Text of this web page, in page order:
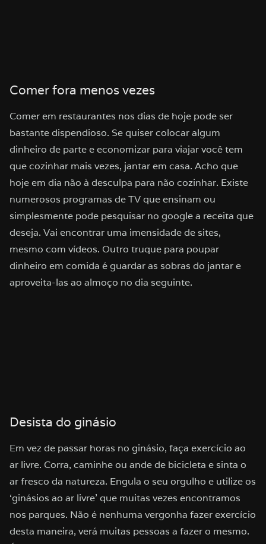
Comer fora menos vezes
Comer em restaurantes nos dias de hoje pode ser
bastante dispendioso. Se quiser colocar algum
dinheiro de parte e economizar para viajar você tem
que cozinhar mais vezes, jantar em casa. Acho que
hoje em dia não à desculpa para não cozinhar. Existe
numerosos programas de TV que ensinam ou
simplesmente pode pesquisar no google a receita que
deseja. Vai encontrar uma imensidade de sites,
mesmo com vídeos. Outro truque para poupar
dinheiro em comida é guardar as sobras do jantar e
aproveita-las ao almoço no dia seguinte.
Desista do ginásio
Em vez de passar horas no ginásio, faça exercício ao
ar livre. Corra, caminhe ou ande de bicicleta e sinta o
ar fresco da natureza. Engula o seu orgulho e utilize os
‘ginásios ao ar livre’ que muitas vezes encontramos
nos parques. Não é nenhuma vergonha fazer exercício
desta maneira, verá muitas pessoas a fazer o mesmo.